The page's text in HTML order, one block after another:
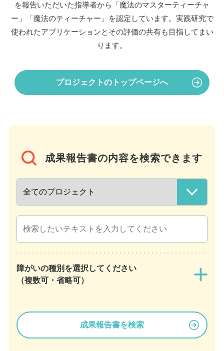
を報告いただいた指導者から
「魔法のマスターティーチャ
ー」「魔法のティーチャー」を認定しています。 実践研究で
使われたアプリケーションとその評価の共有も目指してまい
ります。
プロジェクトのトップページへ
成果報告書の内容を検索できます
障がいの種別を選択してください
（複数可・省略可）
成果報告書を検索